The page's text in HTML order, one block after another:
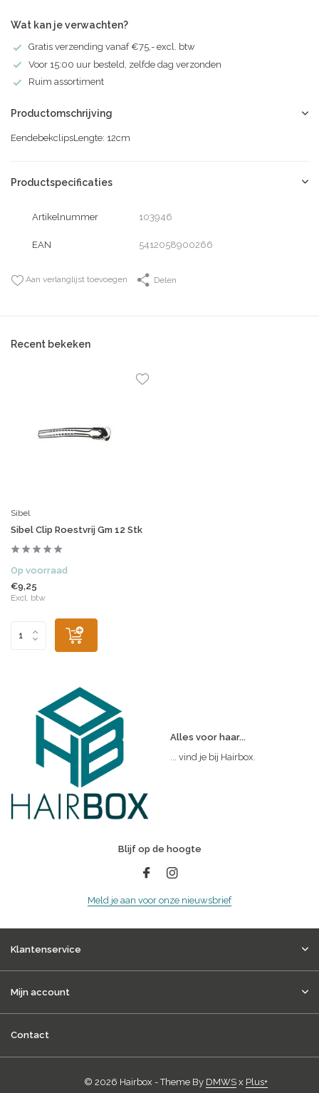
Wat kan je verwachten?
Gratis verzending vanaf €75,- excl. btw
Voor 15:00 uur besteld, zelfde dag verzonden
Ruim assortiment
Productomschrijving
EendebekclipsLengte: 12cm
Productspecificaties
Artikelnummer 103946
EAN 5412058900266
Aan verlanglijst toevoegen Delen
Recent bekeken
Sibel
Sibel Clip Roestvrij Gm 12 Stk
Op voorraad
€9,25
Excl. btw
Alles voor haar...
... vind je bij Hairbox.
Blijf op de hoogte
Meld je aan voor onze nieuwsbrief
Klantenservice
Mijn account
Contact
© 2026 Hairbox - Theme By DMWSx Plus+